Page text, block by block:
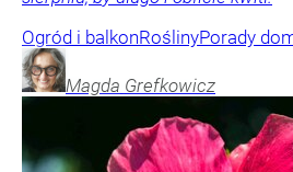
Ogród i balkonRoślinyPorady
Magda Grefkowicz